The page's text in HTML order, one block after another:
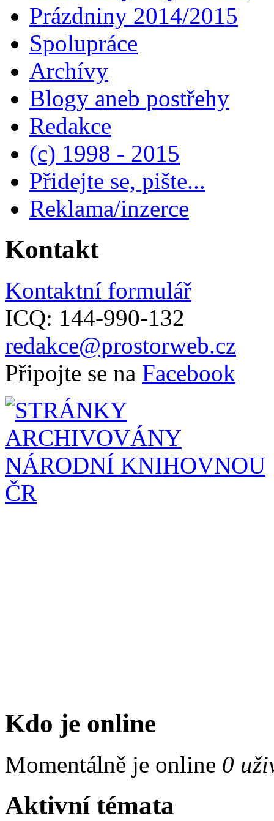
Prázdniny 2014/2015
Spolupráce
Archívy
Blogy aneb postřehy
Redakce
(c) 1998 - 2015
Přidejte se, pište...
Reklama/inzerce
Kontakt
Kontaktní formulář
ICQ: 144-990-132
redakce@prostorweb.cz
Připojte se na Facebook
Kdo je online
Momentálně je online 0
Aktivní témata